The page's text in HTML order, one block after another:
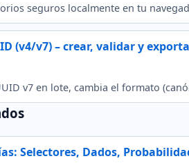
seguros localmente en tu
(v4/v7) – crear, validar y
v7 en lote, cambia el formato
Selectores, Dados,